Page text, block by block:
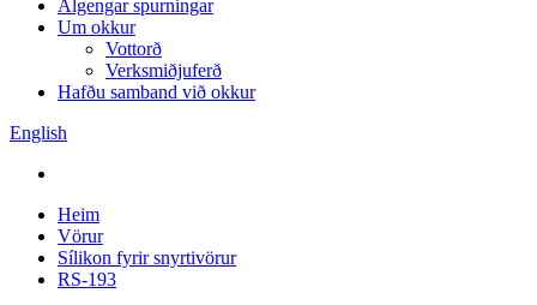
Algengar spurningar
Um okkur
Vottorð
Verksmiðjuferð
Hafðu samband við okkur
English
Heim
Vörur
Sílikon fyrir snyrtivörur
RS-193